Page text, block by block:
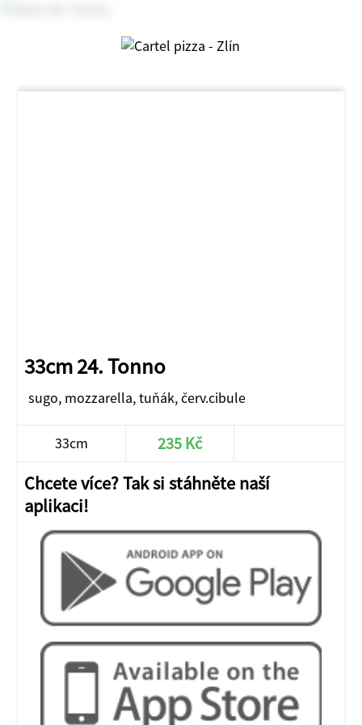
33cm 24. Tonno
sugo, mozzarella, tuňák, červ.cibule
33cm 235 Kč
Chcete více? Tak si stáhněte naší
aplikaci!